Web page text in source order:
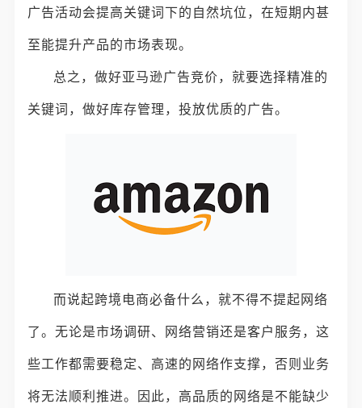
广告活动会提高关键词下的自然坑位，在短期内甚
至能提升产品的市场表现。
总之，做好亚马逊广告竞价，就要选择精准的
关键词，做好库存管理，投放优质的广告。
而说起跨境电商必备什么，就不得不提起网络
了。无论是市场调研、网络营销还是客户服务，这
些工作都需要稳定、高速的网络作支撑，否则业务
将无法顺利推进。因此，高品质的网络是不能缺少